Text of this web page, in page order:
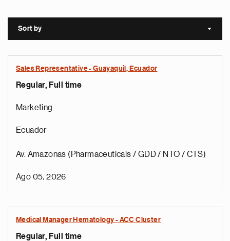
Sort by Sort
Sales Representative - Guayaquil, Ecuador
Regular, Full time
Marketing
Ecuador
Av. Amazonas (Pharmaceuticals / GDD / NTO / CTS)
Ago 05, 2026
Medical Manager Hematology - ACC Cluster
Regular, Full time